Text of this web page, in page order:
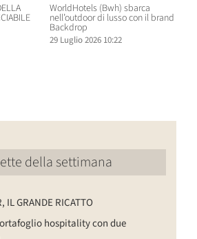
WorldHotels (Bwh) sbarca
nell’outdoor di lusso con il brand
Backdrop
29 Luglio 2026 10:22
della settimana
IL GRANDE RICATTO
hospitality con due